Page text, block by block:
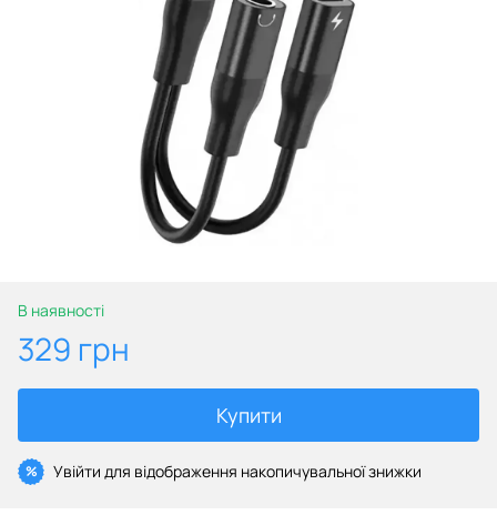
В наявності
329 грн
Купити
% Увійти для відображення накопичувальної знижки